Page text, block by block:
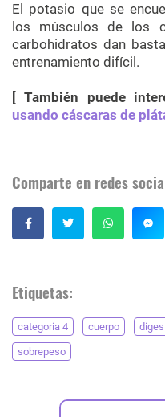
El potasio que se
los músculos de los
carbohidratos dan
entrenamiento difícil.
[ También puede
usando cáscaras de
Comparte en redes
Etiquetas:
categoria 4 cuerpo
sobrepeso